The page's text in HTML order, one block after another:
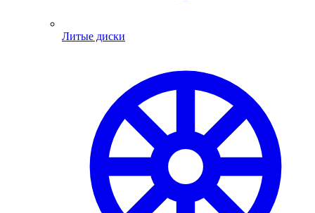
Литые диски